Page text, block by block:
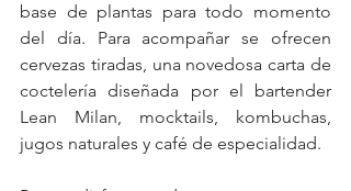
base de plantas para todo momento
del día. Para acompañar se ofrecen
cervezas tiradas, una novedosa carta de
coctelería diseñada por el bartender
Lean Milan, mocktails, kombuchas,
jugos naturales y café de especialidad.